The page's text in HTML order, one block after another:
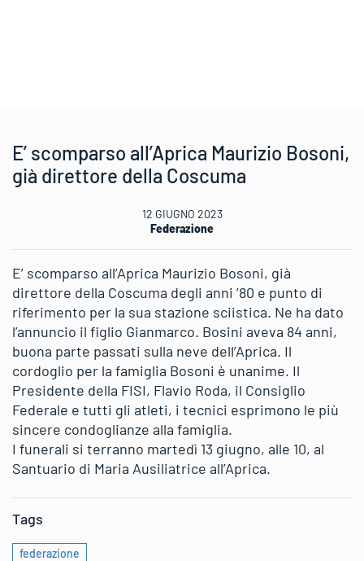
E’ scomparso all’Aprica Maurizio Bosoni,
già direttore della Coscuma
12 GIUGNO 2023
Federazione
E’ scomparso all’Aprica Maurizio Bosoni, già
direttore della Coscuma degli anni ’80 e punto di
riferimento per la sua stazione sciistica. Ne ha dato
l’annuncio il figlio Gianmarco. Bosini aveva 84 anni,
buona parte passati sulla neve dell’Aprica. Il
cordoglio per la famiglia Bosoni è unanime. Il
Presidente della FISI, Flavio Roda, il Consiglio
Federale e tutti gli atleti, i tecnici esprimono le più
sincere condoglianze alla famiglia.
I funerali si terranno martedì 13 giugno, alle 10, al
Santuario di Maria Ausiliatrice all’Aprica.
Tags
federazione